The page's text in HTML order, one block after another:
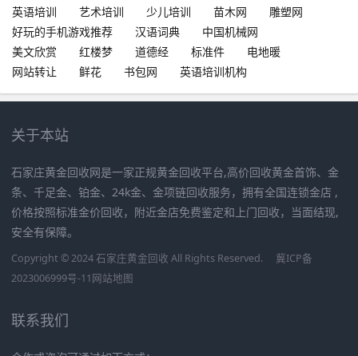
英语培训
艺术培训 少儿培训 苗木网
雕塑网
好玩的手机游戏推荐
汉语词典
中国机械网
美文欣赏
红楼梦 道德经 标准件
电地暖
网站转让
鲜花 书包网 英语培训机构
关于本站
石家庄黄金回收网是一家正规黄金回收平台,高价回收黄金首饰、金
条、千足金、铂金、24k金、金项链回收服务，拥有全国连锁金店 ,
价格按照标准金价回收，附近金店免费鉴定和上门回收，当面结现,
安全有保障。
Copyright © 2024 石家庄黄金回收 All Rights Reserved.
冀ICP备
2023006999号-11网站地图
联系我们